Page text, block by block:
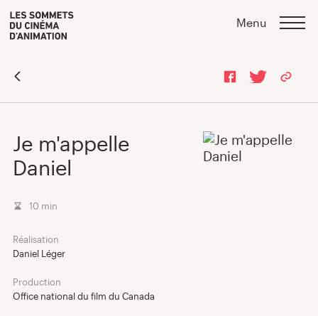
Skip
to
content
Skip
to
navigation
Menu
Je m'appelle
Daniel
10 min
Réalisation
Daniel Léger
Production
Office national du film du Canada